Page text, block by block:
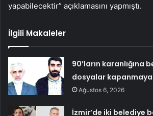
yapabilecektir” açıklamasını yapmıştı.
İlgili Makaleler
90’ların karanlığına
dosyalar
Ağustos 6, 2026
İzmir’de iki belediye